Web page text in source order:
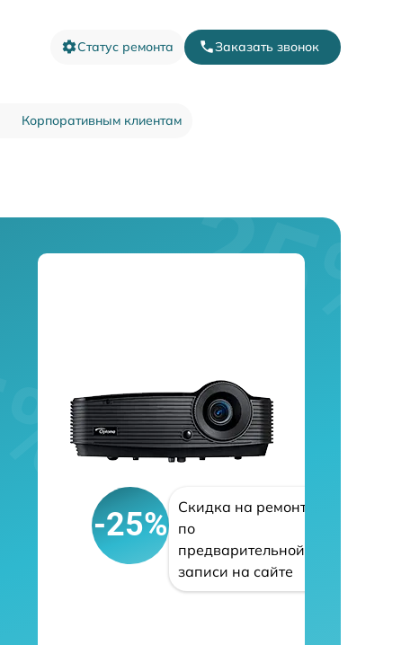
Статус ремонта Заказать звонок
Корпоративным клиентам
-25%
Скидка на ремонт
по
предварительной
записи на сайте